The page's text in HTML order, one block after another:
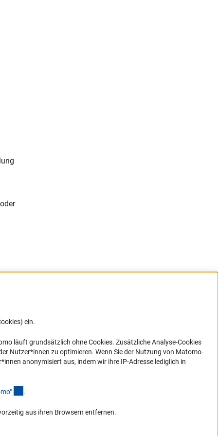
ein.
Link)
läuft grundsätzlich ohne Cookies. Zusätzliche Analyse-Cookies
Nutzer*innen zu optimieren. Wenn Sie der Nutzung von Matomo-
anonymisiert aus, indem wir ihre IP-Adresse lediglich in
" .
aus ihren Browsern entfernen.